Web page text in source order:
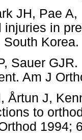
JH, Pae
injuries in
Sauer
Am J
Årtun J,
to
1994;